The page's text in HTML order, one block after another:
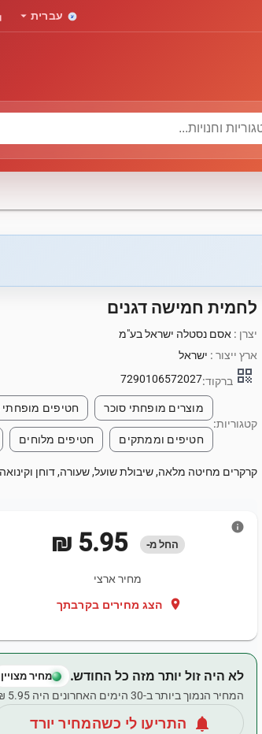
עברית arrow_drop_down
לחמית חמישה דגנים
יצרן : אסם נסטלה ישראל בע"מ
ארץ ייצור : ישראל
qr_code ברקוד:7290106572027
קטגוריות:
מוצרים מופחתי סוכר חטיפים מופחתי
חטיפים וממתקים חטיפים מלוחים
קרקרים מחיטה מלאה, שיבולת שועל, שעורה, דוחן וקינואה. ללא תוספת
החל מ- ‏5.95 ‏₪
מחיר ארצי
location_on הצג מחירים בקרבתך
info
לא היה זול יותר מזה כל החודש. מחיר מצויין
המחיר הנמוך ביותר ב-30 הימים האחרונים היה ‏5.95 ‏₪.
notifications התריעו לי כשהמחיר יורד